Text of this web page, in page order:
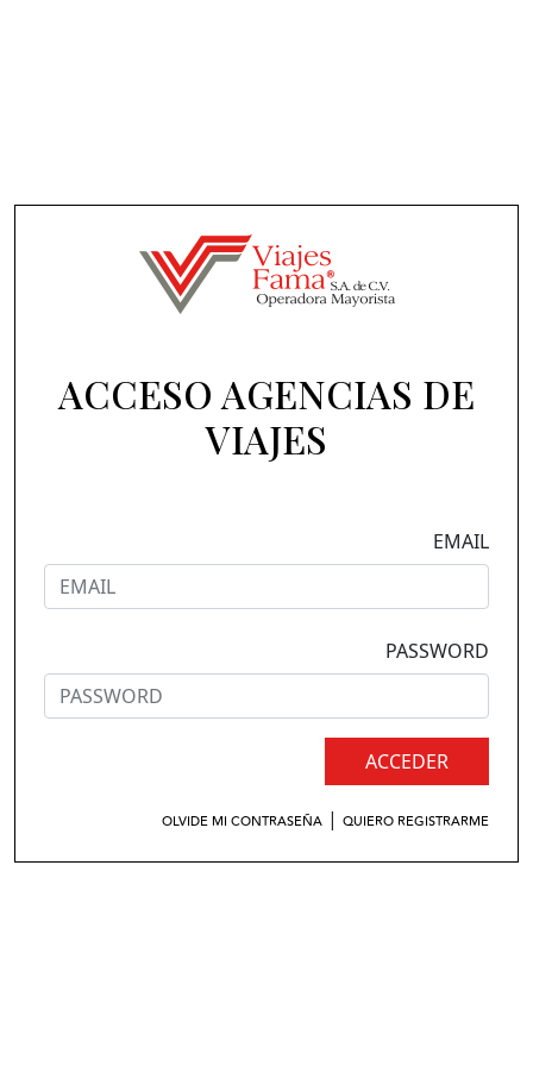
ACCESO AGENCIAS DE
VIAJES
EMAIL
PASSWORD
ACCEDER
OLVIDE MI CONTRASEÑA | QUIERO REGISTRARME